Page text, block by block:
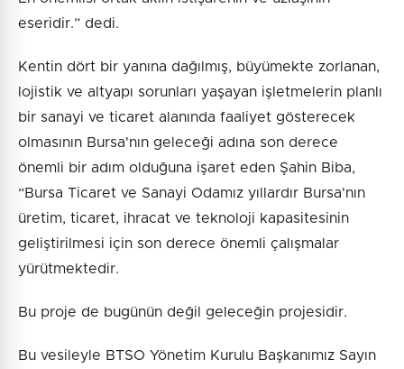
eseridir.” dedi.
Kentin dört bir yanına dağılmış, büyümekte zorlanan,
lojistik ve altyapı sorunları yaşayan işletmelerin planlı
bir sanayi ve ticaret alanında faaliyet gösterecek
olmasının Bursa'nın geleceği adına son derece
önemli bir adım olduğuna işaret eden Şahin Biba,
“Bursa Ticaret ve Sanayi Odamız yıllardır Bursa'nın
üretim, ticaret, ihracat ve teknoloji kapasitesinin
geliştirilmesi için son derece önemli çalışmalar
yürütmektedir.
Bu proje de bugünün değil geleceğin projesidir.
Bu vesileyle BTSO Yönetim Kurulu Başkanımız Sayın